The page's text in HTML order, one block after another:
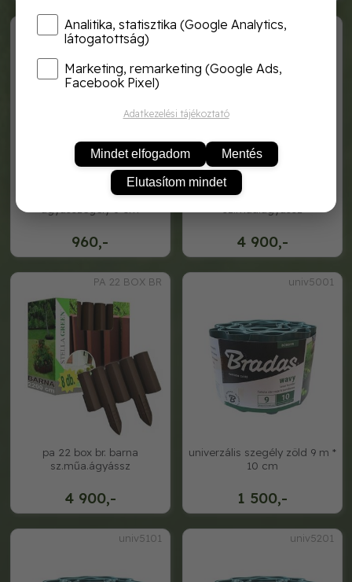
SG6 SZEGÉLY
960,-
hajlítható, fekete műanyag
PA22 BOX A
4 900,-
pa 22 box a antracit
PA 22 BOX BR
4 900,-
pa 22 box br. barna
sz.műa.ágyássz
univ5001
1 500,-
univerzális szegély zöld 9 m *
10 cm
univ5101 univ5201
Analitika, statisztika (Google Analytics,
látogatottság)
Marketing, remarketing (Google Ads,
Facebook Pixel)
Adatkezelési tájékoztató
Mindet elfogadom Mentés
Elutasítom mindet